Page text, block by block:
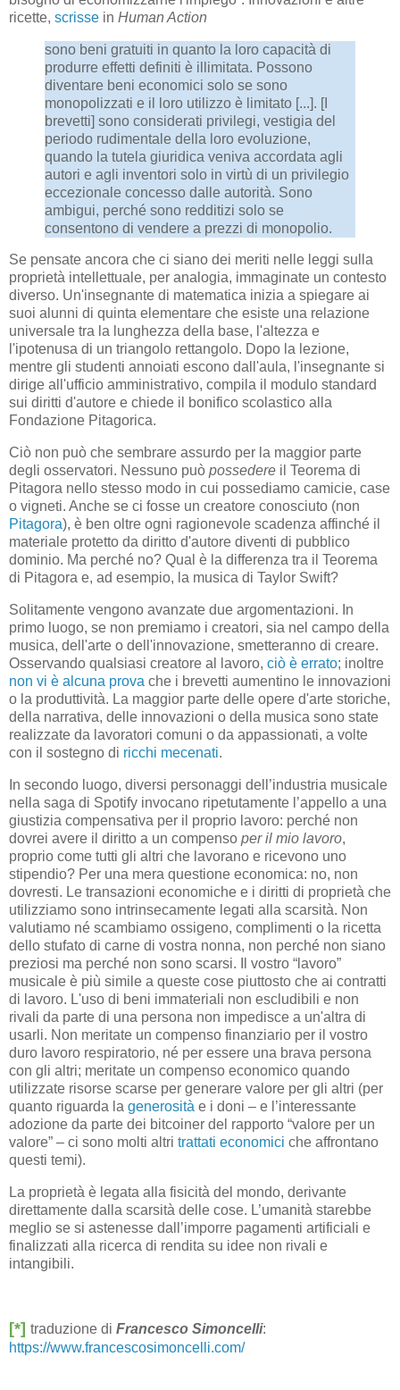
ricette, scrisse in Human Action
sono beni gratuiti in quanto la loro capacità di
produrre effetti definiti è illimitata. Possono
diventare beni economici solo se sono
monopolizzati e il loro utilizzo è limitato [...]. [I
brevetti] sono considerati privilegi, vestigia del
periodo rudimentale della loro evoluzione,
quando la tutela giuridica veniva accordata agli
autori e agli inventori solo in virtù di un privilegio
eccezionale concesso dalle autorità. Sono
ambigui, perché sono redditizi solo se
consentono di vendere a prezzi di monopolio.
Se pensate ancora che ci siano dei meriti nelle leggi sulla
proprietà intellettuale, per analogia, immaginate un contesto
diverso. Un'insegnante di matematica inizia a spiegare ai
suoi alunni di quinta elementare che esiste una relazione
universale tra la lunghezza della base, l'altezza e
l'ipotenusa di un triangolo rettangolo. Dopo la lezione,
mentre gli studenti annoiati escono dall'aula, l'insegnante si
dirige all'ufficio amministrativo, compila il modulo standard
sui diritti d'autore e chiede il bonifico scolastico alla
Fondazione Pitagorica.
Ciò non può che sembrare assurdo per la maggior parte
degli osservatori. Nessuno può possedere il Teorema di
Pitagora nello stesso modo in cui possediamo camicie, case
o vigneti. Anche se ci fosse un creatore conosciuto (non
Pitagora), è ben oltre ogni ragionevole scadenza affinché il
materiale protetto da diritto d'autore diventi di pubblico
dominio. Ma perché no? Qual è la differenza tra il Teorema
di Pitagora e, ad esempio, la musica di Taylor Swift?
Solitamente vengono avanzate due argomentazioni. In
primo luogo, se non premiamo i creatori, sia nel campo della
musica, dell'arte o dell'innovazione, smetteranno di creare.
Osservando qualsiasi creatore al lavoro, ciò è errato; inoltre
non vi è alcuna prova che i brevetti aumentino le innovazioni
o la produttività. La maggior parte delle opere d'arte storiche,
della narrativa, delle innovazioni o della musica sono state
realizzate da lavoratori comuni o da appassionati, a volte
con il sostegno di ricchi mecenati.
In secondo luogo, diversi personaggi dell’industria musicale
nella saga di Spotify invocano ripetutamente l’appello a una
giustizia compensativa per il proprio lavoro: perché non
dovrei avere il diritto a un compenso per il mio lavoro,
proprio come tutti gli altri che lavorano e ricevono uno
stipendio? Per una mera questione economica: no, non
dovresti. Le transazioni economiche e i diritti di proprietà che
utilizziamo sono intrinsecamente legati alla scarsità. Non
valutiamo né scambiamo ossigeno, complimenti o la ricetta
dello stufato di carne di vostra nonna, non perché non siano
preziosi ma perché non sono scarsi. Il vostro “lavoro”
musicale è più simile a queste cose piuttosto che ai contratti
di lavoro. L'uso di beni immateriali non escludibili e non
rivali da parte di una persona non impedisce a un'altra di
usarli. Non meritate un compenso finanziario per il vostro
duro lavoro respiratorio, né per essere una brava persona
con gli altri; meritate un compenso economico quando
utilizzate risorse scarse per generare valore per gli altri (per
quanto riguarda la generosità e i doni – e l’interessante
adozione da parte dei bitcoiner del rapporto “valore per un
valore” – ci sono molti altri trattati economici che affrontano
questi temi).
La proprietà è legata alla fisicità del mondo, derivante
direttamente dalla scarsità delle cose. L’umanità starebbe
meglio se si astenesse dall’imporre pagamenti artificiali e
finalizzati alla ricerca di rendita su idee non rivali e
intangibili.
[*] traduzione di Francesco Simoncelli:
https://www.francescosimoncelli.com/